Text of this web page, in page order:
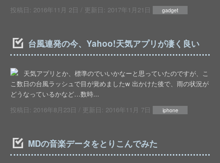
投稿日: 2016年11月 2日 / 更新日: 2017年1月21日 gadget
台風連発の今、Yahoo!天気アプリが凄く良い
天気アプリとか、標準のでいいかなーと思っていたのですが、こ
こ数日の台風ラッシュで目が覚めましたw 出かけた後で、雨の状況が
どうなっているかなど…数時...
投稿日: 2016年8月23日 / 更新日: 2016年11月 7日 iphone
MDの音楽データをとりこんでみた